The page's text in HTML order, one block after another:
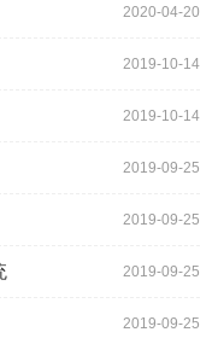
2020-04-20
2019-10-14
2019-10-14
2019-09-25
2019-09-25
2019-09-25
2019-09-25